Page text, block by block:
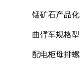
锰矿石产品
曲臂车规格
配电柜母排